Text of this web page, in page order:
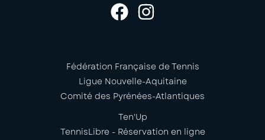
Fédération Française de Tennis
Ligue Nouvelle-Aquitaine
Comité des Pyrénées-Atlantiques
Ten'Up
TennisLibre - Réservation en ligne